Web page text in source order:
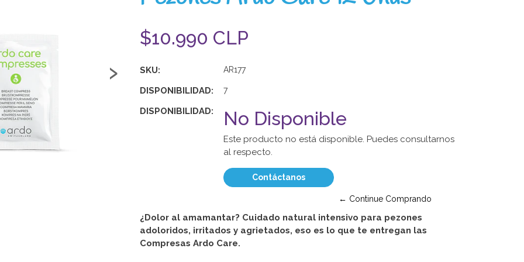
›
$10.990 CLP
SKU: AR177
DISPONIBILIDAD: 7
DISPONIBILIDAD: No Disponible
Este producto no está disponible. Puedes consultarnos
al respecto.
Contáctanos
← Continue Comprando
¿Dolor al amamantar? Cuidado natural intensivo para pezones
adoloridos, irritados y agrietados, eso es lo que te entregan las
Compresas Ardo Care.